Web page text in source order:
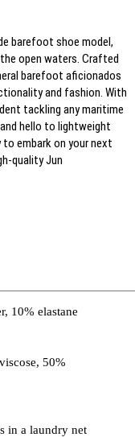
barefoot shoe model,
open waters. Crafted
barefoot aficionados
and fashion. With
tackling any maritime
hello to lightweight
embark on your next
quality Jun
10% elastane
50%
in a laundry net